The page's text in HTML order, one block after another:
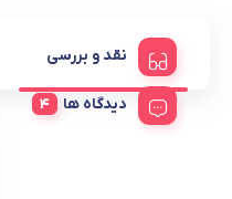
نقد و بررسی
دیدگاه ها